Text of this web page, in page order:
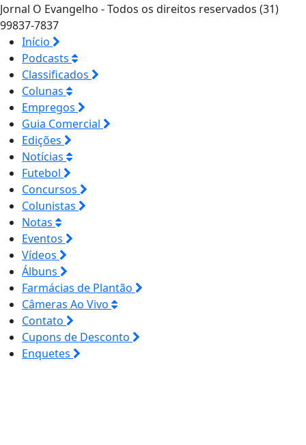
Jornal O Evangelho - Todos os direitos reservados (31)
99837-7837
Início
Podcasts
Classificados
Colunas
Empregos
Guia Comercial
Edições
Notícias
Futebol
Concursos
Colunistas
Notas
Eventos
Vídeos
Álbuns
Farmácias de Plantão
Câmeras Ao Vivo
Contato
Cupons de Desconto
Enquetes